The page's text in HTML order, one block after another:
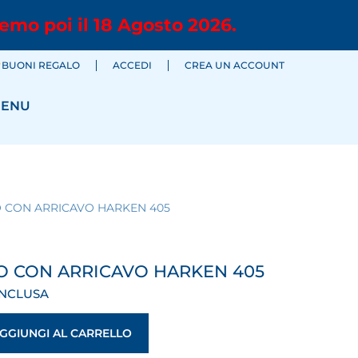
poi il 18 Agosto 2026.
BUONI REGALO ACCEDI CREA UN ACCOUNT
ARRICAVO HARKEN 405
CON ARRICAVO HARKEN 405
AL CARRELLO